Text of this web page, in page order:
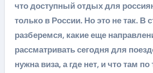
что доступный отдых для
только в России. Но это не так. В
разберемся, какие еще
рассматривать сегодня для
нужна виза, а где нет, и что там по